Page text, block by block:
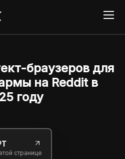
браузеров для
на Reddit в
году
странице